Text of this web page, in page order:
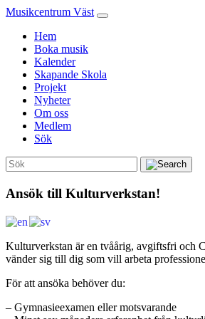
Musikcentrum Väst
Hem
Boka musik
Kalender
Skapande Skola
Projekt
Nyheter
Om oss
Medlem
Sök
Ansök till Kulturverkstan!
Kulturverkstan är en tvåårig, avgiftsfri och
vänder sig till dig som vill arbeta
För att ansöka behöver du:
– Gymnasieexamen eller motsvarande